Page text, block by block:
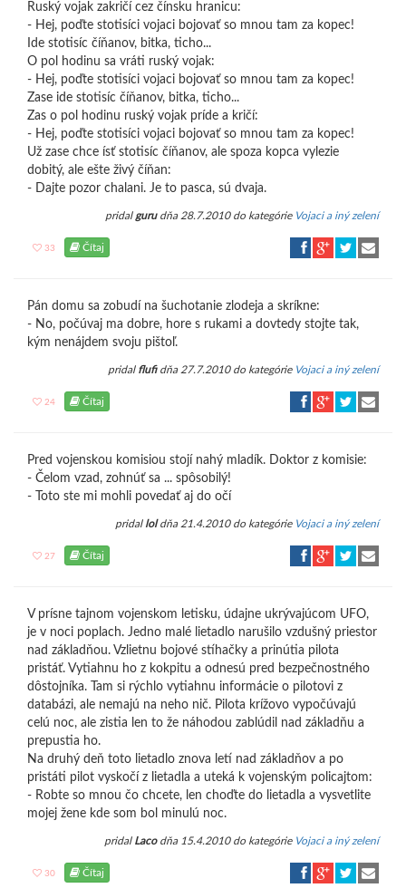
Ruský vojak zakričí cez čínsku hranicu:
- Hej, poďte stotisíci vojaci bojovať so mnou tam za kopec!
Ide stotisíc číňanov, bitka, ticho...
O pol hodinu sa vráti ruský vojak:
- Hej, poďte stotisíci vojaci bojovať so mnou tam za kopec!
Zase ide stotisíc číňanov, bitka, ticho...
Zas o pol hodinu ruský vojak príde a kričí:
- Hej, poďte stotisíci vojaci bojovať so mnou tam za kopec!
Už zase chce ísť stotisíc číňanov, ale spoza kopca vylezie
dobitý, ale ešte živý číňan:
- Dajte pozor chalani. Je to pasca, sú dvaja.
pridal gurudňa 28.7.2010 do kategórie Vojaci a iný zelení
33 Čítaj
Pán domu sa zobudí na šuchotanie zlodeja a skríkne:
- No, počúvaj ma dobre, hore s rukami a dovtedy stojte tak,
kým nenájdem svoju pištoľ.
pridal flufidňa 27.7.2010 do kategórie Vojaci a iný zelení
24 Čítaj
Pred vojenskou komisiou stojí nahý mladík. Doktor z komisie:
- Čelom vzad, zohnúť sa ... spôsobilý!
- Toto ste mi mohli povedať aj do očí
pridal loldňa 21.4.2010 do kategórie Vojaci a iný zelení
27 Čítaj
V prísne tajnom vojenskom letisku, údajne ukrývajúcom UFO,
je v noci poplach. Jedno malé lietadlo narušilo vzdušný priestor
nad základňou. Vzlietnu bojové stíhačky a prinútia pilota
pristáť. Vytiahnu ho z kokpitu a odnesú pred bezpečnostného
dôstojníka. Tam si rýchlo vytiahnu informácie o pilotovi z
databázi, ale nemajú na neho nič. Pilota krížovo vypočúvajú
celú noc, ale zistia len to že náhodou zablúdil nad základňu a
prepustia ho.
Na druhý deň toto lietadlo znova letí nad základňov a po
pristáti pilot vyskočí z lietadla a uteká k vojenským policajtom:
- Robte so mnou čo chcete, len choďte do lietadla a vysvetlite
mojej žene kde som bol minulú noc.
pridal Lacodňa 15.4.2010 do kategórie Vojaci a iný zelení
30 Čítaj